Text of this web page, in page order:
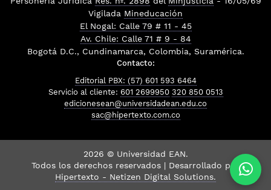
Vigilada Mineducación
El Nogal: Calle 79 # 11 - 45
Av. Chile: Calle 71 # 9 - 84
Bogotá D.C., Cundinamarca, Colombia, Suramérica.
Contacto:
Editorial PBX: (57) 601 593 6464
Servicio al cliente: 601 2699950 320 850 0513
edicionesean@universidadean.edu.co
sac@hipertexto.com.co
2026 © Universidad EAN.
Todos los derechos reservados | Desarrollado por
Hipertexto - Netizen Digital Solutions.